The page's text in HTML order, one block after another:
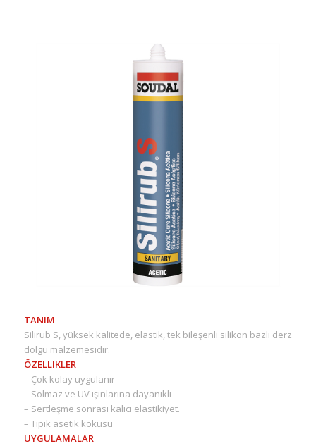
TANIM
Silirub S, yüksek kalitede, elastik, tek bileşenli silikon bazlı derz
dolgu malzemesidir.
ÖZELLIKLER
– Çok kolay uygulanır
– Solmaz ve UV ışınlarına dayanıklı
– Sertleşme sonrası kalıcı elastikiyet.
– Tipik asetik kokusu
UYGULAMALAR